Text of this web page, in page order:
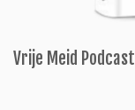
Vrije Meid Podcast